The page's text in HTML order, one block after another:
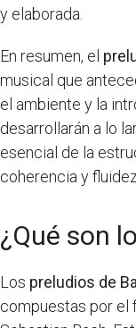
y elaborada.
En resumen, el
musical que
el ambiente y la
desarrollarán a lo
esencial de la
coherencia y
¿Qué son
Los preludios de
compuestas por el